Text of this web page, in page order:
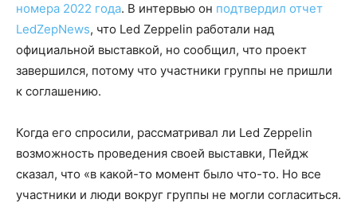
номера 2022 года. В интервью он подтвердил отчет
LedZepNews, что Led Zeppelin работали над
официальной выставкой, но сообщил, что проект
завершился, потому что участники группы не пришли
к соглашению.
Когда его спросили, рассматривал ли Led Zeppelin
возможность проведения своей выставки, Пейдж
сказал, что «в какой-то момент было что-то. Но все
участники и люди вокруг группы не могли согласиться.